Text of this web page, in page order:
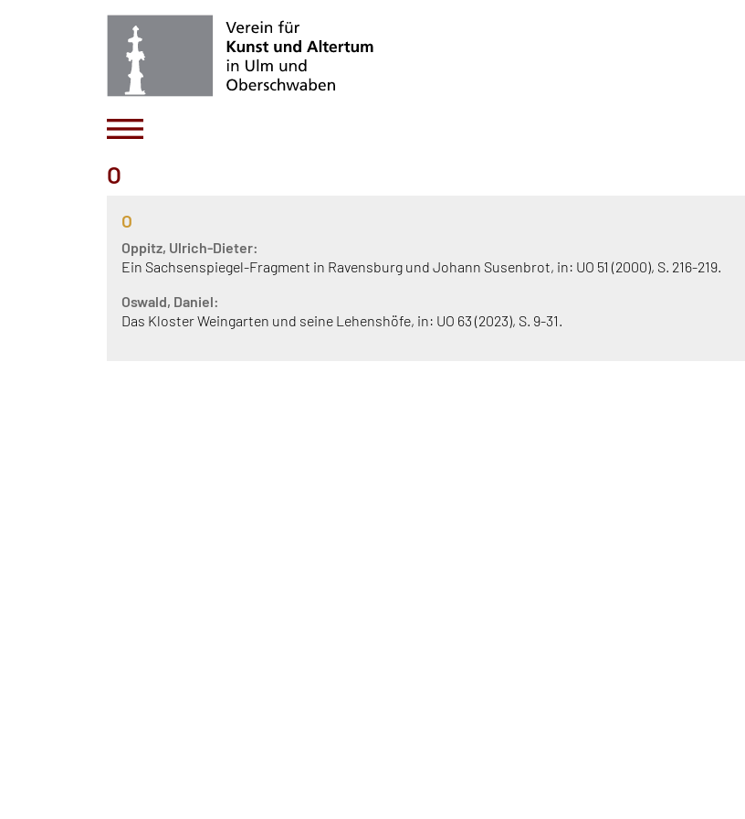
O
O
Oppitz, Ulrich-Dieter:
Ein Sachsenspiegel-Fragment in Ravensburg und Johann Susenbrot, in: UO 51 (2000), S. 216-219.
Oswald, Daniel:
Das Kloster Weingarten und seine Lehenshöfe, in: UO 63 (2023), S. 9-31.